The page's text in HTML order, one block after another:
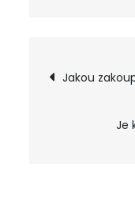
Jakou
Je